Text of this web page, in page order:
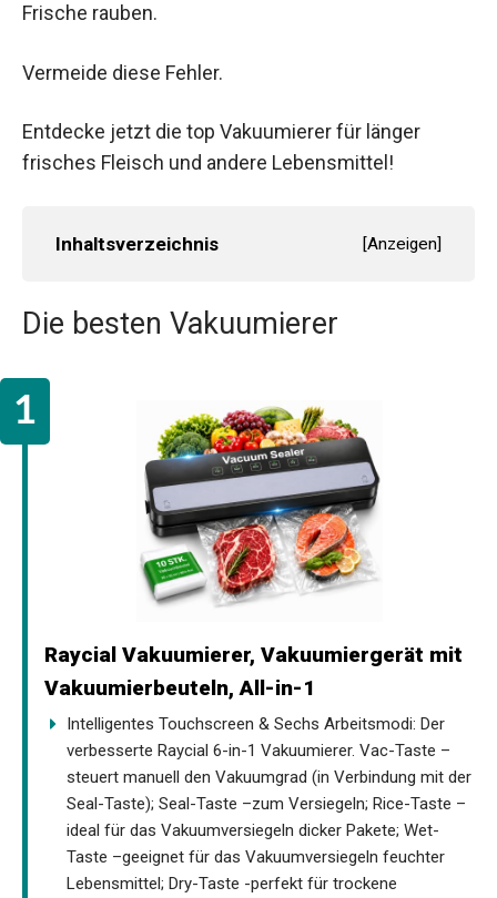
Frische rauben.
Vermeide diese Fehler.
Entdecke jetzt die top Vakuumierer für länger
frisches Fleisch und andere Lebensmittel!
Inhaltsverzeichnis [Anzeigen]
Die besten Vakuumierer
Raycial Vakuumierer, Vakuumiergerät mit
Vakuumierbeuteln, All-in-1
Intelligentes Touchscreen & Sechs Arbeitsmodi: Der
verbesserte Raycial 6-in-1 Vakuumierer. Vac-Taste –
steuert manuell den Vakuumgrad (in Verbindung mit der
Seal-Taste); Seal-Taste –zum Versiegeln; Rice-Taste –
ideal für das Vakuumversiegeln dicker Pakete; Wet-
Taste –geeignet für das Vakuumversiegeln feuchter
Lebensmittel; Dry-Taste -perfekt für trockene